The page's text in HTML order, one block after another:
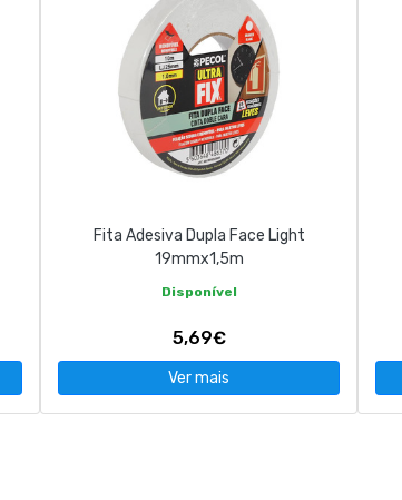
Fita Adesiva Dupla Face Light
19mmx1,5m
Disponível
5,69€
Ver mais